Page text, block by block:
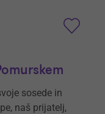
sosede in
naš prijatelj,